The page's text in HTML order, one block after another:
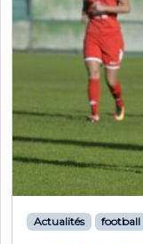
Actualités football